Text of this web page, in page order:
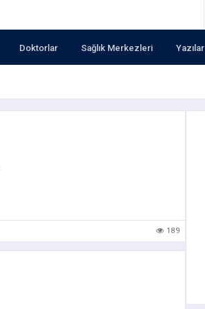
Doktorlar Sağlık Merkezleri Yazılar
189